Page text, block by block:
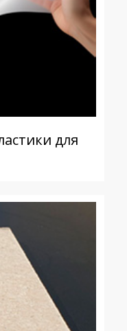
для